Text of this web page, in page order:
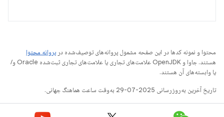
محتوا و نمونه کدها در این صفحه مشمول پروانه‌های توصیف‌شده در پروانه محتوا
هستند. جاوا و OpenJDK علامت‌های تجاری یا علامت‌های تجاری ثبت‌شده Oracle و/
یا وابسته‌های آن هستند.
تاریخ آخرین به‌روزرسانی 2025-07-29 به‌وقت ساعت هماهنگ جهانی.